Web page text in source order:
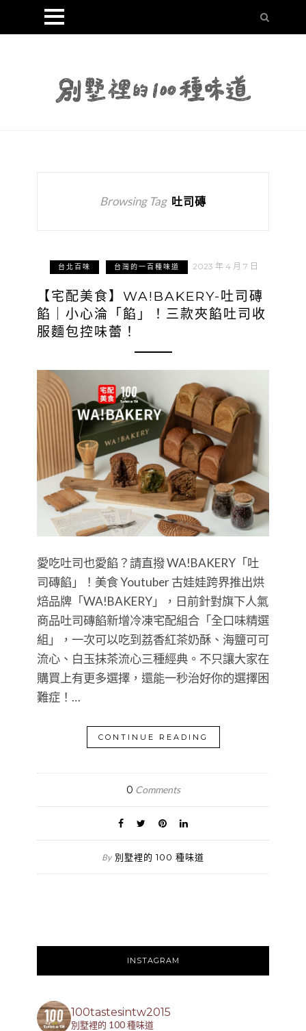
Browsing Tag 吐司磚
台北百味 台灣的一百種味道 2023 年 4 月 7 日
【宅配美食】WA!BAKERY-吐司磚
餡｜小心淪「餡」！三款夾餡吐司收
服麵包控味蕾！
愛吃吐司也愛餡？請直撥 WA!BAKERY「吐
司磚餡」！美食 Youtuber 古娃娃跨界推出烘
焙品牌「WA!BAKERY」，日前針對旗下人氣
商品吐司磚餡新增冷凍宅配組合「全口味精選
組」，一次可以吃到荔香紅茶奶酥、海鹽可可
流心、白玉抹茶流心三種經典。不只讓大家在
購買上有更多選擇，還能一秒治好你的選擇困
難症！…
CONTINUE READING
0 Comments
By 別墅裡的 100 種味道
INSTAGRAM
100tastesintw2015
別墅裡的 100 種味道